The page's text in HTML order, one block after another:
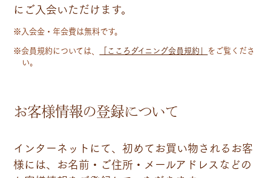
にご入会いただけます。
※入会金・年会費は無料です。
※会員規約については、
「こころダイニング会員規約」 をご覧くださ
い。
お客様情報の登録について
インターネットにて、初めてお買い物されるお客
様には、お名前・ご住所・メールアドレスなどの